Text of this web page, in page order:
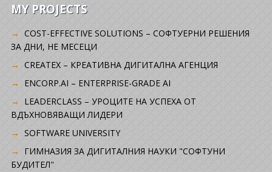
MY PROJECTS
COST-EFFECTIVE SOLUTIONS – СОФТУЕРНИ РЕШЕНИЯ
ЗА ДНИ, НЕ МЕСЕЦИ
CREATEX – КРЕАТИВНА ДИГИТАЛНА АГЕНЦИЯ
ENCORP.AI – ENTERPRISE-GRADE AI
LEADERCLASS – УРОЦИТЕ НА УСПЕХА ОТ
ВДЪХНОВЯВАЩИ ЛИДЕРИ
SOFTWARE UNIVERSITY
ГИМНАЗИЯ ЗА ДИГИТАЛНИЯ НАУКИ "СОФТУНИ
БУДИТЕЛ"